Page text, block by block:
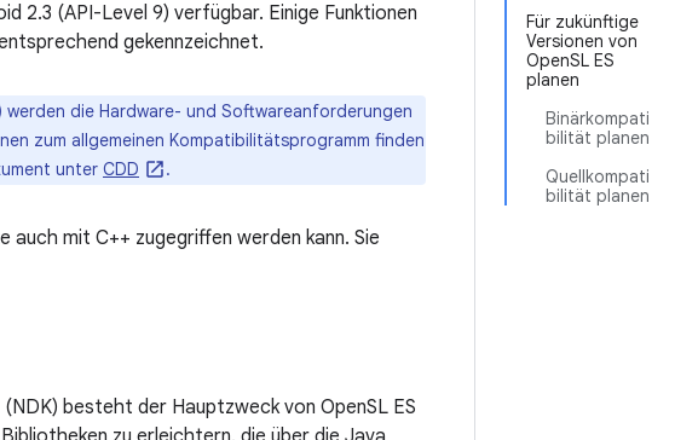
Für zukünftige
Versionen von
OpenSL ES
planen
Binärkompati
bilität planen
Quellkompati
bilität planen
2.3 (API-Level 9) verfügbar. Einige Funktionen
gekennzeichnet.
die Hardware- und Softwareanforderungen
zum allgemeinen Kompatibilitätsprogramm finden
unter CDD .
mit C++ zugegriffen werden kann. Sie
besteht der Hauptzweck von OpenSL ES